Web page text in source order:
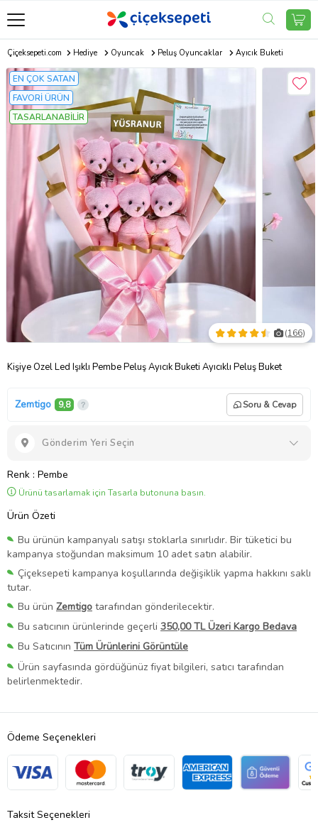
Çiçeksepeti.com Hediye Oyuncak Peluş Oyuncaklar Ayıcık Buketi
EN ÇOK SATAN
FAVORİ ÜRÜN
TASARLANABİLİR
Kişiye Özel Led Işıklı Pembe Peluş Ayıcık Buketi Ayıcıklı Peluş Buket
(166)
Zemtigo 9,8 Soru & Cevap
Gönderim Yeri Seçin
Renk : Pembe
Ürünü tasarlamak için Tasarla butonuna basın.
Ürün Özeti
Bu ürünün kampanyalı satışı stoklarla sınırlıdır. Bir tüketici bu
kampanya stoğundan maksimum 10 adet satın alabilir.
Çiçeksepeti kampanya koşullarında değişiklik yapma hakkını saklı
tutar.
Bu ürün Zemtigo tarafından gönderilecektir.
Bu satıcının ürünlerinde geçerli 350,00 TL Üzeri Kargo Bedava
Bu Satıcının Tüm Ürünlerini Görüntüle
Ürün sayfasında gördüğünüz fiyat bilgileri, satıcı tarafından
belirlenmektedir.
Ödeme Seçenekleri
Taksit Seçenekleri